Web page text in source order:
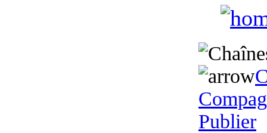
Publier